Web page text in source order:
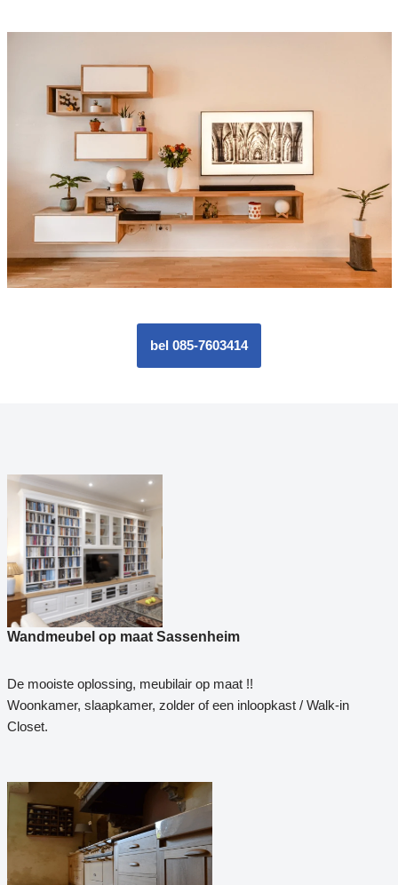
bel 085-7603414
Wandmeubel op maat Sassenheim
De mooiste oplossing, meubilair op maat !!
Woonkamer, slaapkamer, zolder of een inloopkast / Walk-in
Closet.